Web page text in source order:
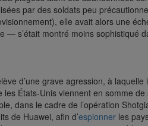
par des soldats peu
elle avait alors une
— s’était montré moins sophistiqué
d’une grave agression, à laquelle
États-Unis viennent en somme de
dans le cadre de l’opération
de Huawei, afin d’espionner les